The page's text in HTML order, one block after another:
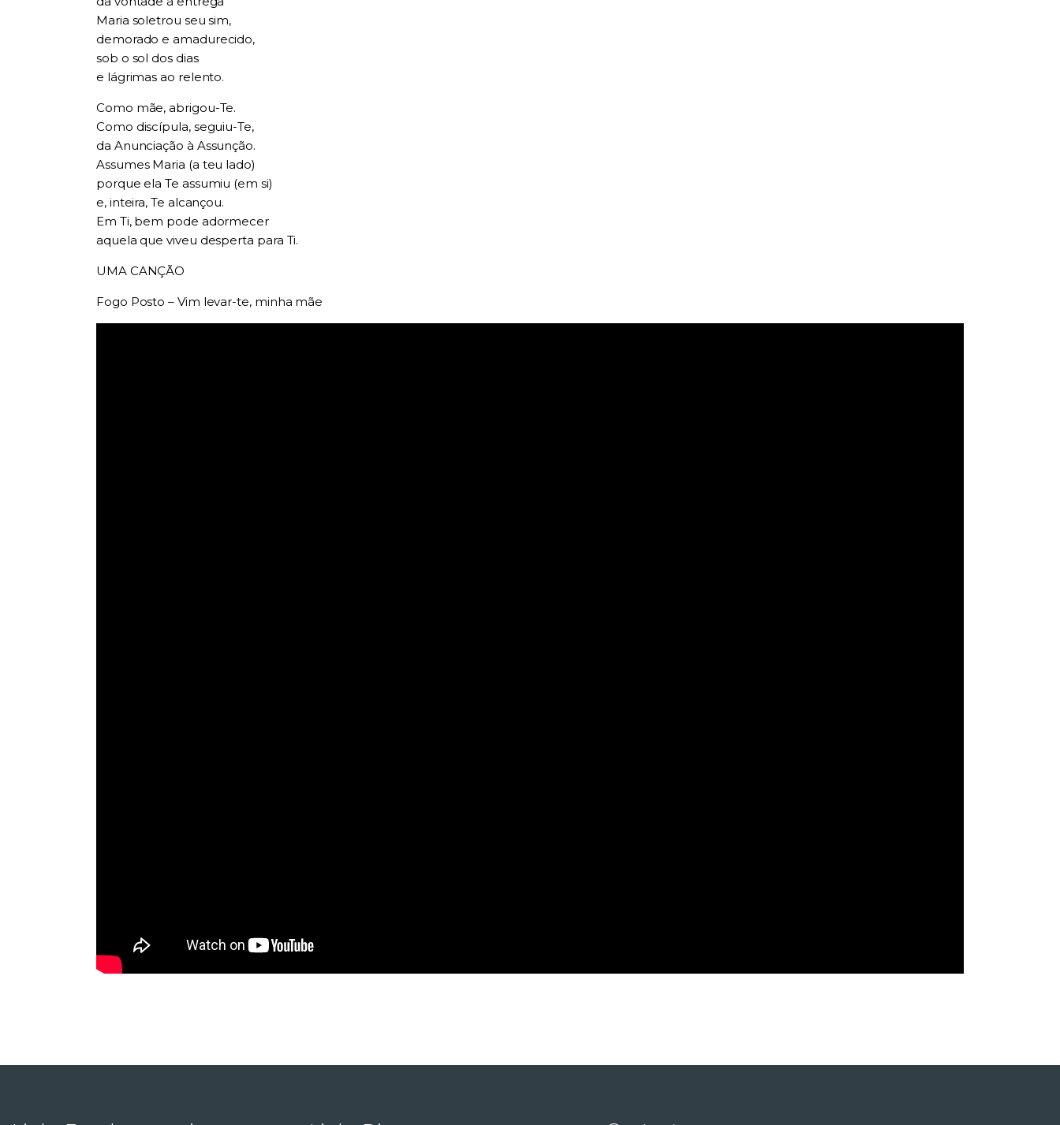
Maria soletrou seu sim,
demorado e amadurecido,
sob o sol dos dias
e lágrimas ao relento.
Como mãe, abrigou-Te.
Como discípula, seguiu-Te,
da Anunciação à Assunção.
Assumes Maria (a teu lado)
porque ela Te assumiu (em si)
e, inteira, Te alcançou.
Em Ti, bem pode adormecer
aquela que viveu desperta para Ti.
UMA CANÇÃO
Fogo Posto – Vim levar-te, minha mãe